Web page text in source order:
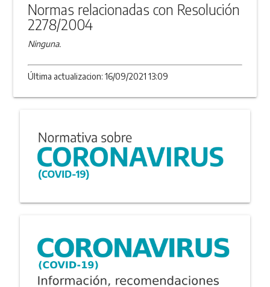
Normas relacionadas con Resolución
2278/2004
Ninguna.
Última actualizacion: 16/09/2021 13:09